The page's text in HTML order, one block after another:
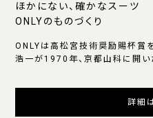
ほかにない、確かなスーツ
ONLYのものづくり
ONLYは高松宮技術奨励賜杯賞
浩一が1970年、京都山科に開い
詳細